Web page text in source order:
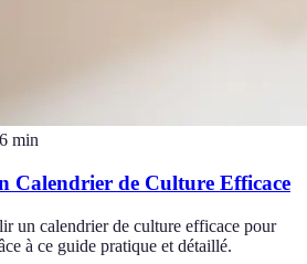
6 min
Calendrier de Culture Efficace
un calendrier de culture efficace pour
à ce guide pratique et détaillé.